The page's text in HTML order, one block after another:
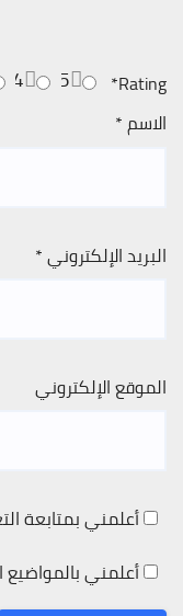
Rating
*
5
4
الاسم*
البريد الإلكتروني*
الموقع الإلكتروني
أعلمني بمتابعة
أعلمني بالمواضيع